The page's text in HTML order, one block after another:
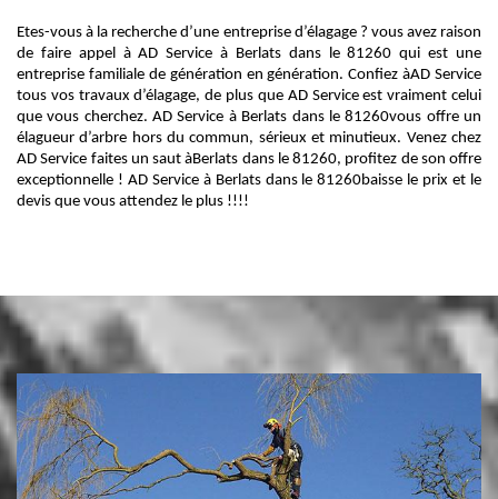
Etes-vous à la recherche d’une entreprise d’élagage ? vous avez raison
de faire appel à AD Service à Berlats dans le 81260 qui est une
entreprise familiale de génération en génération. Confiez àAD Service
tous vos travaux d’élagage, de plus que AD Service est vraiment celui
que vous cherchez. AD Service à Berlats dans le 81260vous offre un
élagueur d’arbre hors du commun, sérieux et minutieux. Venez chez
AD Service faites un saut àBerlats dans le 81260, profitez de son offre
exceptionnelle ! AD Service à Berlats dans le 81260baisse le prix et le
devis que vous attendez le plus !!!!